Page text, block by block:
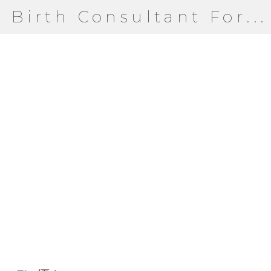
Birth Consultant For...